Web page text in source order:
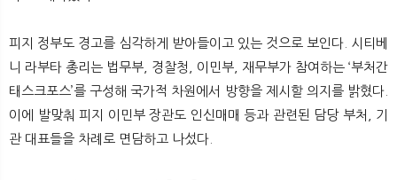
피지 정부도 경고를 심각하게 받아들이고 있는 것으로 보인다. 시티베
니 라부타 총리는 법무부, 경찰청, 이민부, 재무부가 참여하는 ‘부처간
태스크포스’를 구성해 국가적 차원에서 방향을 제시할 의지를 밝혔다.
이에 발맞춰 피지 이민부 장관도 인신매매 등과 관련된 담당 부처, 기
관 대표들을 차례로 면담하고 나섰다.